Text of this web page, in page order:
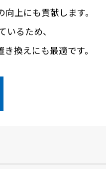
上にも貢献します。
るため、
換えにも最適です。